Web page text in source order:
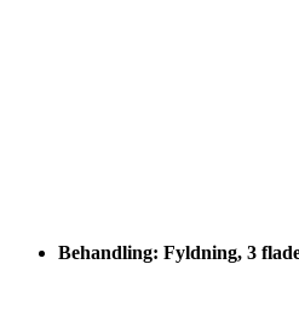
Behandling: Fyldning, 3